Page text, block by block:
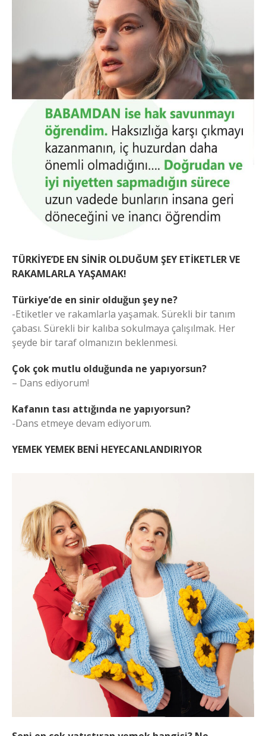
TÜRKİYE’DE EN SİNİR OLDUĞUM ŞEY ETİKETLER VE
RAKAMLARLA YAŞAMAK!
Türkiye’de en sinir olduğun şey ne?
-Etiketler ve rakamlarla yaşamak. Sürekli bir tanım
çabası. Sürekli bir kalıba sokulmaya çalışılmak. Her
şeyde bir taraf olmanızın beklenmesi.
Çok çok mutlu olduğunda ne yapıyorsun?
– Dans ediyorum!
Kafanın tası attığında ne yapıyorsun?
-Dans etmeye devam ediyorum.
YEMEK YEMEK BENİ HEYECANLANDIRIYOR